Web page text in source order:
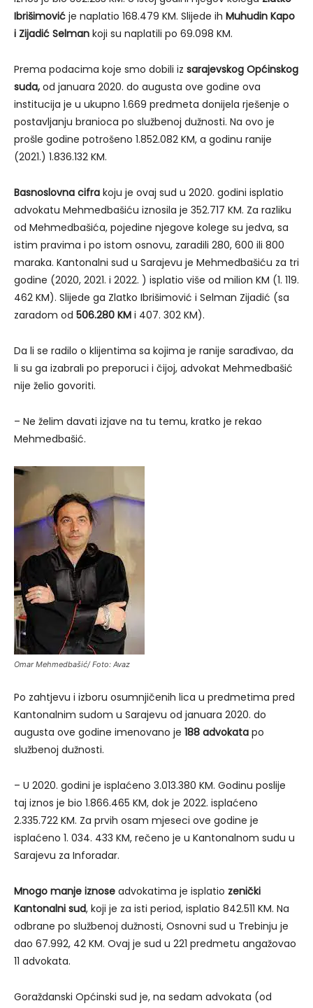
Ibrišimović je naplatio 168.479 KM. Slijede ih Muhudin Kapo
i Zijadić Selman koji su naplatili po 69.098 KM.
Prema podacima koje smo dobili iz sarajevskog Općinskog
suda, od januara 2020. do augusta ove godine ova
institucija je u ukupno 1.669 predmeta donijela rješenje o
postavljanju branioca po službenoj dužnosti. Na ovo je
prošle godine potrošeno 1.852.082 KM, a godinu ranije
(2021.) 1.836.132 KM.
Basnoslovna cifra koju je ovaj sud u 2020. godini isplatio
advokatu Mehmedbašiću iznosila je 352.717 KM. Za razliku
od Mehmedbašića, pojedine njegove kolege su jedva, sa
istim pravima i po istom osnovu, zaradili 280, 600 ili 800
maraka. Kantonalni sud u Sarajevu je Mehmedbašiću za tri
godine (2020, 2021. i 2022. ) isplatio više od milion KM (1. 119.
462 KM). Slijede ga Zlatko Ibrišimović i Selman Zijadić (sa
zaradom od 506.280 KM i 407. 302 KM).
Da li se radilo o klijentima sa kojima je ranije sarađivao, da
li su ga izabrali po preporuci i čijoj, advokat Mehmedbašić
nije želio govoriti.
– Ne želim davati izjave na tu temu, kratko je rekao
Mehmedbašić.
Omar Mehmedbašić/ Foto: Avaz
Po zahtjevu i izboru osumnjičenih lica u predmetima pred
Kantonalnim sudom u Sarajevu od januara 2020. do
augusta ove godine imenovano je 188 advokata po
službenoj dužnosti.
– U 2020. godini je isplaćeno 3.013.380 KM. Godinu poslije
taj iznos je bio 1.866.465 KM, dok je 2022. isplaćeno
2.335.722 KM. Za prvih osam mjeseci ove godine je
isplaćeno 1. 034. 433 KM, rečeno je u Kantonalnom sudu u
Sarajevu za Inforadar.
Mnogo manje iznose advokatima je isplatio zenički
Kantonalni sud, koji je za isti period, isplatio 842.511 KM. Na
odbrane po službenoj dužnosti, Osnovni sud u Trebinju je
dao 67.992, 42 KM. Ovaj je sud u 221 predmetu angažovao
11 advokata.
Goraždanski Općinski sud je, na sedam advokata (od